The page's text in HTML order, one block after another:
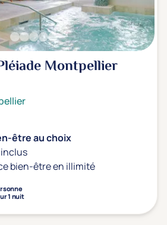
(0)
(0)
Solo
de chez moi
Montpellier
être au choix
bien-être en illimité
1 nuit